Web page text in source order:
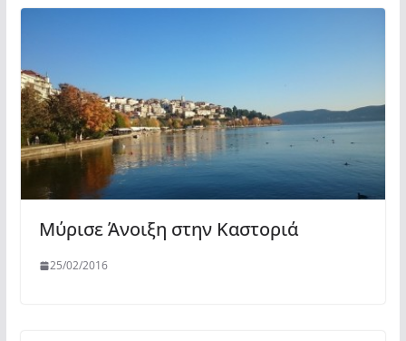
Μύρισε Άνοιξη στην Καστοριά
25/02/2016